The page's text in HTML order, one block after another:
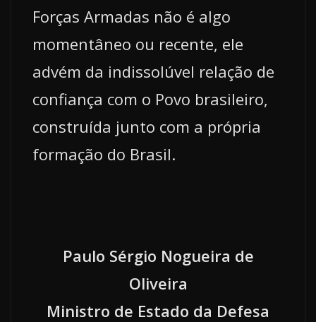
Forças Armadas não é algo
momentâneo ou recente, ele
advém da indissolúvel relação de
confiança com o Povo brasileiro,
construída junto com a própria
formação do Brasil.
Paulo Sérgio Nogueira de
Oliveira
Ministro de Estado da Defesa